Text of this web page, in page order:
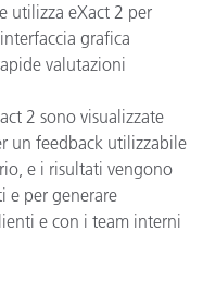
utilizza eXact 2 per
grafica
valutazioni
2 sono visualizzate
un feedback utilizzabile
e i risultati vengono
e per generare
e con i team interni